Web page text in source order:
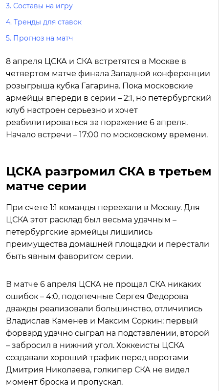
3. Составы на игру
4. Тренды для ставок
5. Прогноз на матч
8 апреля ЦСКА и СКА встретятся в Москве в
четвертом матче финала Западной конференции
розыгрыша кубка Гагарина. Пока московские
армейцы впереди в серии – 2:1, но петербургский
клуб настроен серьезно и хочет
реабилитироваться за поражение 6 апреля.
Начало встречи – 17:00 по московскому времени.
ЦСКА разгромил СКА в третьем
матче серии
При счете 1:1 команды переехали в Москву. Для
ЦСКА этот расклад был весьма удачным –
петербургские армейцы лишились
преимущества домашней площадки и перестали
быть явным фаворитом серии.
В матче 6 апреля ЦСКА не прощал СКА никаких
ошибок – 4:0, подопечные Сергея Федорова
дважды реализовали большинство, отличились
Владислав Каменев и Максим Соркин: первый
форвард удачно сыграл на подставлении, второй
– забросил в нижний угол. Хоккеисты ЦСКА
создавали хороший трафик перед воротами
Дмитрия Николаева, голкипер СКА не видел
момент броска и пропускал.